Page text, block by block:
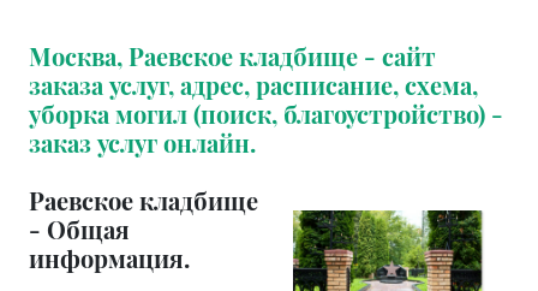
Москва, Раевское кладбище - сайт
заказа услуг, адрес, расписание, схема,
уборка могил (поиск, благоустройство) -
заказ услуг онлайн.
Раевское кладбище
- Общая
информация.